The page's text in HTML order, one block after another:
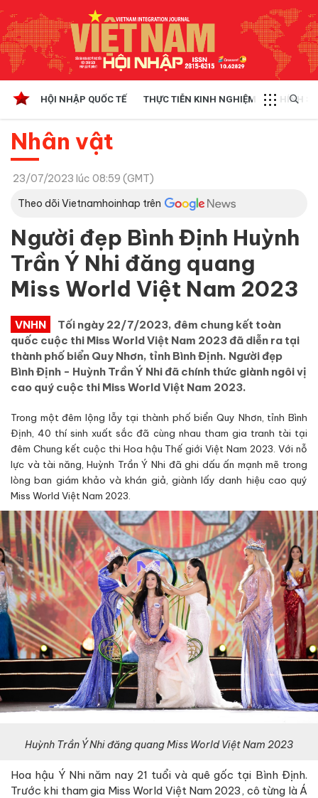
HỘI NHẬP QUỐC TẾ THỰC TIỄN KINH NGHIỆM CHÍNH
Nhân vật
23/07/2023 lúc 08:59 (GMT)
Theo dõi Vietnamhoinhap trên
Người đẹp Bình Định Huỳnh
Trần Ý Nhi đăng quang
Miss World Việt Nam 2023
VNHN
Tối ngày 22/7/2023, đêm chung kết toàn
quốc cuộc thi Miss World Việt Nam 2023 đã diễn ra tại
thành phố biển Quy Nhơn, tỉnh Bình Định. Người đẹp
Bình Định - Huỳnh Trần Ý Nhi đã chính thức giành ngôi vị
cao quý cuộc thi Miss World Việt Nam 2023.
Trong một đêm lộng lẫy tại thành phố biển Quy Nhơn, tỉnh Bình
Định, 40 thí sinh xuất sắc đã cùng nhau tham gia tranh tài tại
đêm Chung kết cuộc thi Hoa hậu Thế giới Việt Nam 2023. Với nỗ
lực và tài năng, Huỳnh Trần Ý Nhi đã ghi dấu ấn mạnh mẽ trong
lòng ban giám khảo và khán giả, giành lấy danh hiệu cao quý
Miss World Việt Nam 2023.
Huỳnh Trần Ý Nhi đăng quang Miss World Việt Nam 2023
Hoa hậu Ý Nhi năm nay 21 tuổi và quê gốc tại Bình Định.
Trước khi tham gia Miss World Việt Nam 2023, cô từng là Á